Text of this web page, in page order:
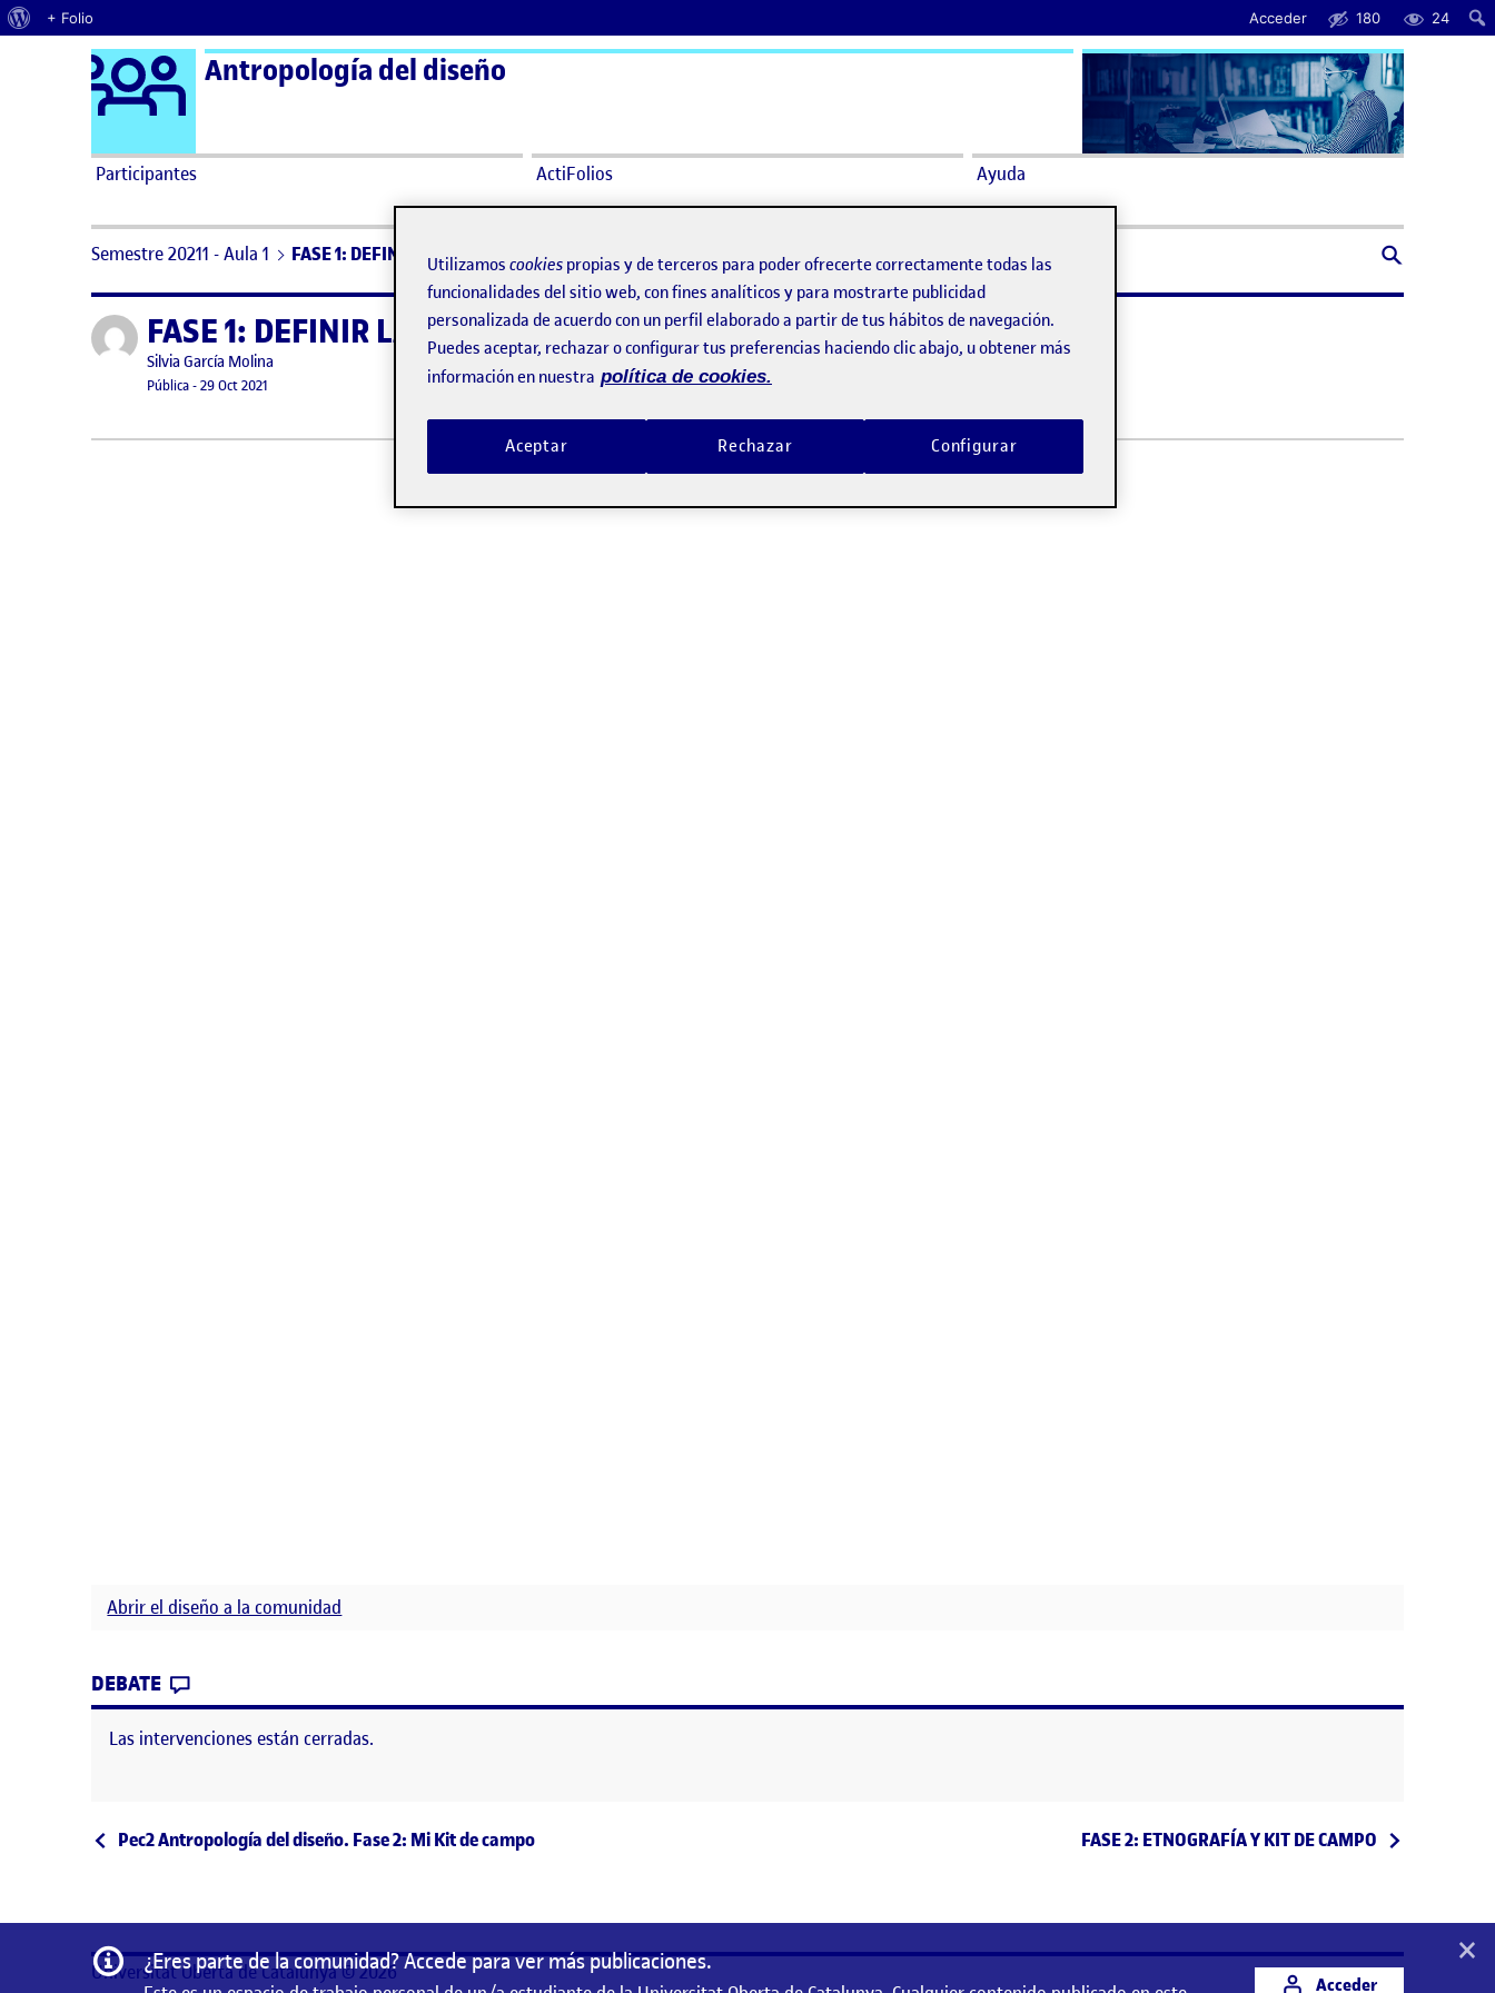
Acerca de WordPress
+ Folio Acceder 180 24
Saltar al contenido Logo Ágora
Antropología del diseño
Participantes ActiFolios Ayuda
Semestre 20211 - Aula 1 FASE 1: DEFINIR LA COMUNIDAD
Publicado porFASE 1: DEFINIR LA COMUNIDAD
Publicado por
Silvia García Molina
Visibilidad:
Pública-Fecha de publicación
29 Oct 2021
Abrir el diseño a la comunidad
DEBATE
Las intervenciones están cerradas.
Navegación de entradas
Entrada anterior
Pec2 Antropología del diseño. Fase 2: Mi Kit de campo Entrada siguiente
FASE 2: ETNOGRAFÍA Y KIT DE CAMPO
Información
¿Eres parte de la comunidad? Accede para ver más publicaciones.
Acceder
×
Universitat Oberta de Catalunya © 2026
Utilizamos cookies propias y de terceros para poder ofrecerte correctamente todas las
funcionalidades del sitio web, con fines analíticos y para mostrarte publicidad
personalizada de acuerdo con un perfil elaborado a partir de tus hábitos de navegación.
Puedes aceptar, rechazar o configurar tus preferencias haciendo clic abajo, u obtener más
información en nuestra política de cookies.
Rechazar
Aceptar Configurar